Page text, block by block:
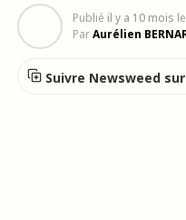
Publié il y a 10 mois le
ParAurélien
Suivre Newsweed